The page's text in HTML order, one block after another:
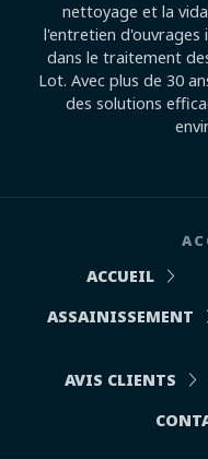
nettoyage et la
l'entretien d'ouvrages
dans le traitement
Lot. Avec plus de 30
des solutions
ACCUEIL
ASSAINISSEMENT
AVIS CLIENTS